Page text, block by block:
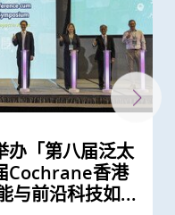
办「第八届泛太
Cochrane香港
与前沿科技如...
内地研发药物
治疗肺癌、结直
体肿瘤
市发展及生活
病风险 宜加强
女向同侪推广子
与率逾75%
关的纤维母细胞
了解癌症进展
率呈下降趋势
不跌反升
粤语人工智能手
为本港SEN儿
学会颁发「终身
鼻咽癌研究的
究中心成立十周
试验项目 助癌
治疗药物
助本港癌症患者
」筛查能侦测
癌 并反映日后
及本港发病率明
率较高
年轻男性发病率
幅较为显著
新治疗靶点缓
不稳的肥胖型糖
险 并证实接受
糖尿病患者患...
发病率上升 以
升幅最为显著
裔家长就女儿是
挑战 冀消除种
发病率以亚洲升
病率上升幅度
率拆解肺癌 揭
发新肺癌疗法
儿童癌症康复者
存在「药疗相
学院举办第七届
学院举办社区关
、促进代际共
胞及基因
的存活期
种新型生物标记
一倍的存活期
华西临床医学院
基因编
实修改T细胞...
治疗」临床研究
血癌新方法
闻稿 二零一九
学院那打素护
科蓝香港研讨...
室「经气管微波
亚太首例
能助》儿童癌症
症
学会颁发「终身
晚期肺癌治疗
瘤学传奇」
癌研究协会颁发
奖项
计划」启动 免
研肥胖与多种
规治疗有效延长
癌发病率有年轻
」结合「电磁导
影像追踪及抽
少至2毫米...
疫疗法对晚期鼻
栓塞术」有效延
期两倍
学期刊推崇
性卵巢癌药物基
本地病人提供
DNA」鼻咽癌筛
现期数
研究证实 新标
法两倍
逃脱新机制 开
基因组图谱 突
化治疗
荣膺美国护理科
员纾缓治疗研讨
务至社区
患者睡眠质素欠
善睡眠质素及
刀动物实验及成
肿瘤治疗 治癌
亚洲首个临床研
流器」能有效
区医护人员纾缓
辅助肿瘤手术治
手术精确度
有效改善隐蔽长
题
癌症 中大引入
大肠癌
指数及早预防肠